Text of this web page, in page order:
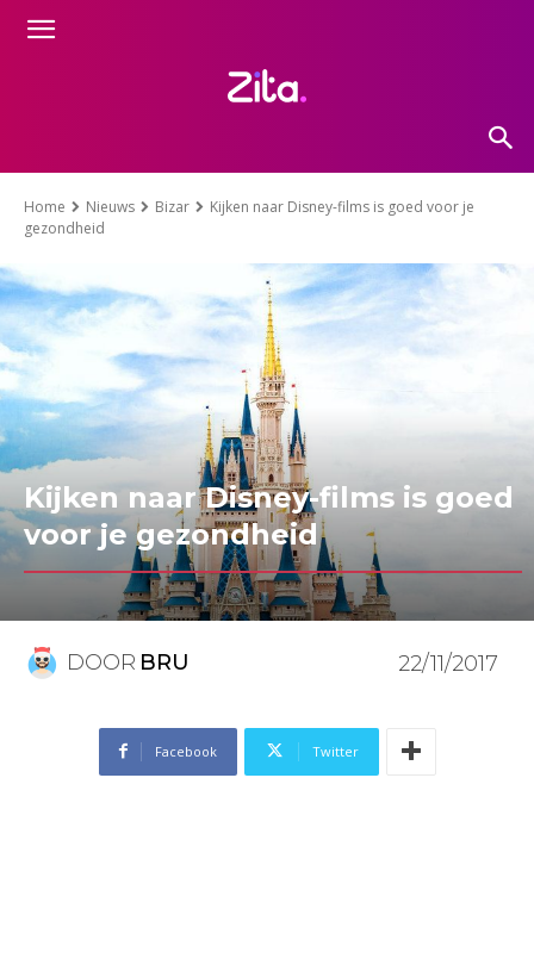
Home Nieuws Bizar
Kijken naar Disney-films is goed voor je
gezondheid
Kijken naar Disney-films is goed
voor je gezondheid
DOOR BRU 22/11/2017
Facebook Twitter